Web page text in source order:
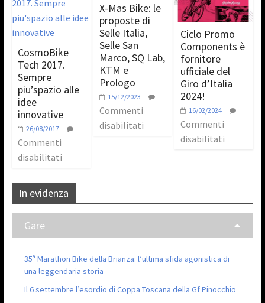
CosmoBike
Tech 2017.
Sempre
piu’spazio alle
idee
innovative
26/08/2017
Commenti
disabilitati
X-Mas Bike: le
proposte di
Selle Italia,
Selle San
Marco, SQ Lab,
KTM e
Prologo
15/12/2023
Commenti
disabilitati
Ciclo Promo
Components è
fornitore
ufficiale del
Giro d’Italia
2024!
16/02/2024
Commenti
disabilitati
In evidenza
Gare
35ª Marathon Bike della Brianza: l’ultima sfida agonistica di
una leggendaria storia
Il 6 settembre l’esordio di Coppa Toscana della Gf Pinocchio